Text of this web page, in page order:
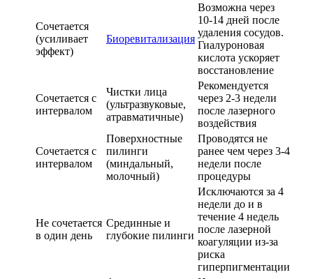
Сочетается
(усиливает
эффект)
Биоревитализация
Возможна через
10-14 дней после
удаления сосудов.
Гиалуроновая
кислота ускоряет
восстановление
Сочетается с
интервалом
Чистки лица
(ультразвуковые,
атравматичные)
Рекомендуется
через 2-3 недели
после лазерного
воздействия
Сочетается с
интервалом
Поверхностные
пилинги
(миндальный,
молочный)
Проводятся не
ранее чем через 3-4
недели после
процедуры
Не сочетается
в один день
Срединные и
глубокие пилинги
Исключаются за 4
недели до и в
течение 4 недель
после лазерной
коагуляции из-за
риска
гиперпигментации